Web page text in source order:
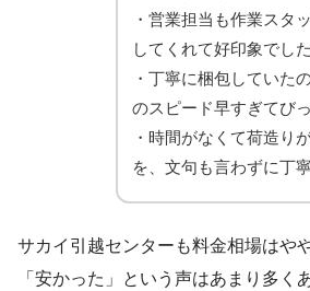
・営業担当も作業スタ
してくれて好印象でした
・丁寧に梱包していた
のスピード早すぎてび
・時間がなくて荷造り
を、文句も言わずに丁
サカイ引越センターも料金相場はや
「安かった」という声はあまり多く